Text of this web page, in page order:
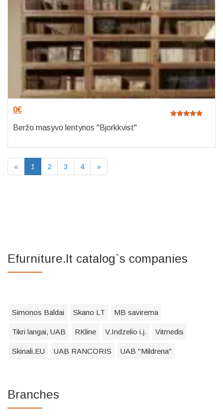
0€
Beržo masyvo lentynos "Bjorkkvist"
« 1 2 3 4 »
Efurniture.lt catalog`s companies
Simonos Baldai Skano LT MB savirema
Tikri langai, UAB RKline V.Indzelio i.į. Vitmedis
Skinali.EU UAB RANCORIS UAB "Mildrena"
Branches